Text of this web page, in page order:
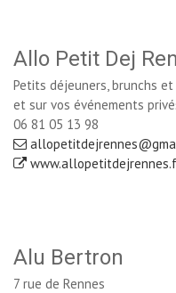
Allo Petit Dej
Petits déjeuners, brunchs
et sur vos événements
06 81 05 13 98
Alu Bertron
7 rue de Rennes